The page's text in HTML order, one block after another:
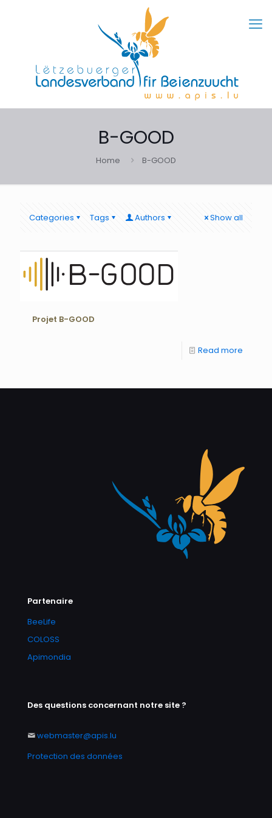
B-GOOD
Home B-GOOD
Categories Tags Authors Show all
Projet B-GOOD
Read more
Partenaire
BeeLife
COLOSS
Apimondia
Des questions concernant notre site ?
webmaster@apis.lu
Protection des données